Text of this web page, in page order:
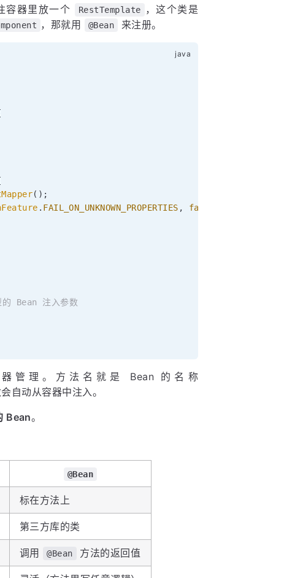
容器里放一个 RestTemplate
，这个类是
，那就用 @Bean 来注册。
( ) ;
. FAIL_ON_UNKNOWN_PROPERTIES , false
Bean 注入参数
管理。方法名就是 Bean 的名称
自动从容器中注入。
Bean。
@Bean
标在方法上
第三方库的类
调用 @Bean 方法的返回值